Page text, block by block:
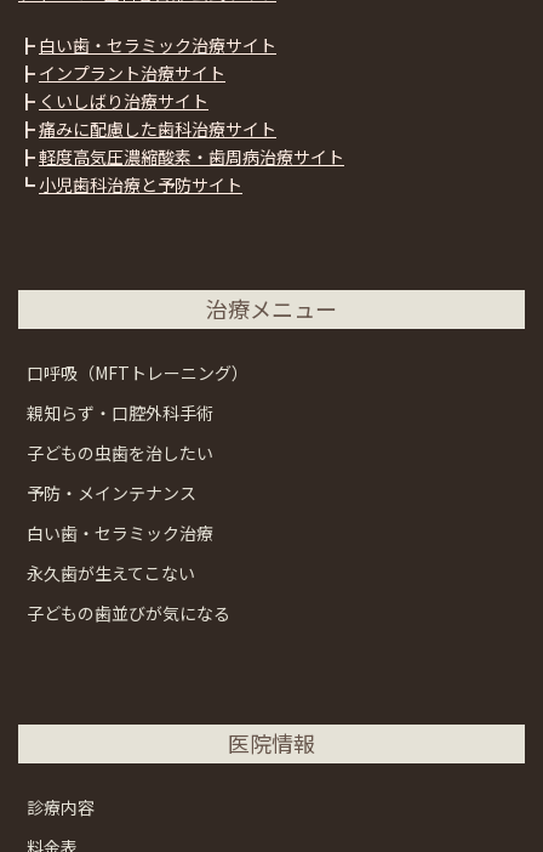
┣ 白い歯・セラミック治療サイト
┣ インプラント治療サイト
┣ くいしばり治療サイト
┣痛みに配慮した歯科治療サイト
┣軽度高気圧濃縮酸素・歯周病治療サイト
┗ 小児歯科治療と予防サイト
治療メニュー
口呼吸（MFTトレーニング）
親知らず・口腔外科手術
子どもの虫歯を治したい
予防・メインテナンス
白い歯・セラミック治療
永久歯が生えてこない
子どもの歯並びが気になる
医院情報
診療内容
料金表